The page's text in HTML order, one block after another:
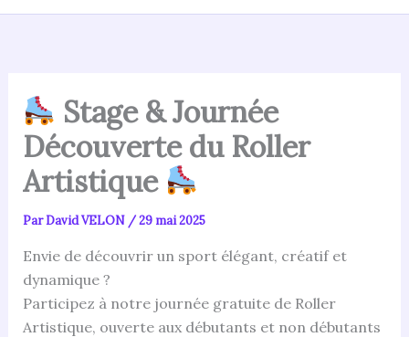
Stage & Journée
Découverte du Roller
Artistique
ParDavid VELON /29 mai 2025
Envie de découvrir un sport élégant, créatif et
dynamique ?
Participez à notre journée gratuite de Roller
Artistique, ouverte aux débutants et non débutants